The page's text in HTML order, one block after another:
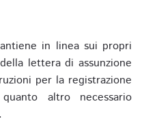
in linea sui propri
lettera di assunzione
per la registrazione
altro necessario
.